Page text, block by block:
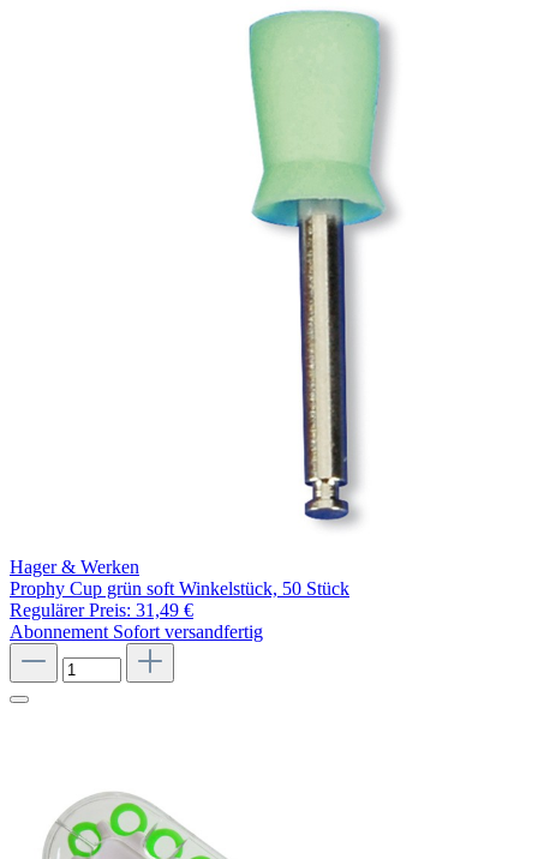
Hager & Werken
Prophy Cup grün soft Winkelstück, 50 Stück
Regulärer Preis: 31,49 €
Abonnement Sofort versandfertig